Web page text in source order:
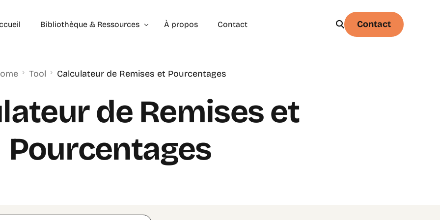
Bibliothèque & Ressources
Exercices Corrigés
À propos Contact Contact
Tool Calculateur de Remises et Pourcentages
de Remises et
Pourcentages